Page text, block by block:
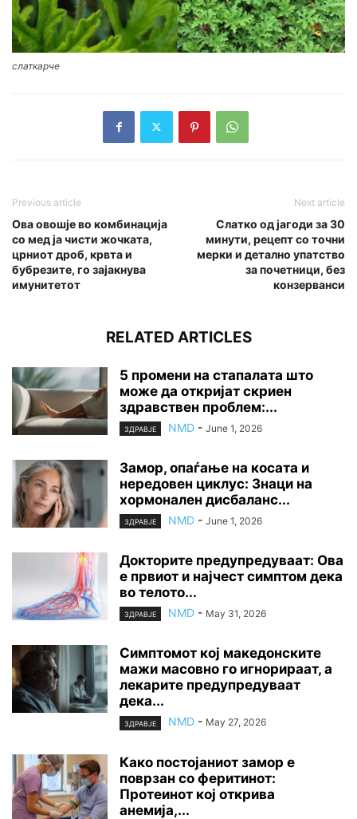
слаткарче
Previous article
Ова овошје во комбинација
со мед ја чисти жочката,
црниот дроб, крвта и
бубрезите, го зајакнува
имунитетот
Next article
Слатко од јагоди за 30
минути, рецепт со точни
мерки и детално упатство
за почетници, без
конзерванси
RELATED ARTICLES
5 промени на стапалата што
може да откријат скриен
здравствен проблем:...
ЗДРАВЈЕ NMD - June 1, 2026
Замор, опаѓање на косата и
нередовен циклус: Знаци на
хормонален дисбаланс...
ЗДРАВЈЕ NMD - June 1, 2026
Докторите предупредуваат: Ова
е првиот и најчест симптом дека
во телото...
ЗДРАВЈЕ NMD - May 31, 2026
Симптомот кој македонските
мажи масовно го игнорираат, а
лекарите предупредуваат
дека...
ЗДРАВЈЕ NMD - May 27, 2026
Како постојаниот замор е
поврзан со феритинот:
Протеинот кој открива
анемија,...